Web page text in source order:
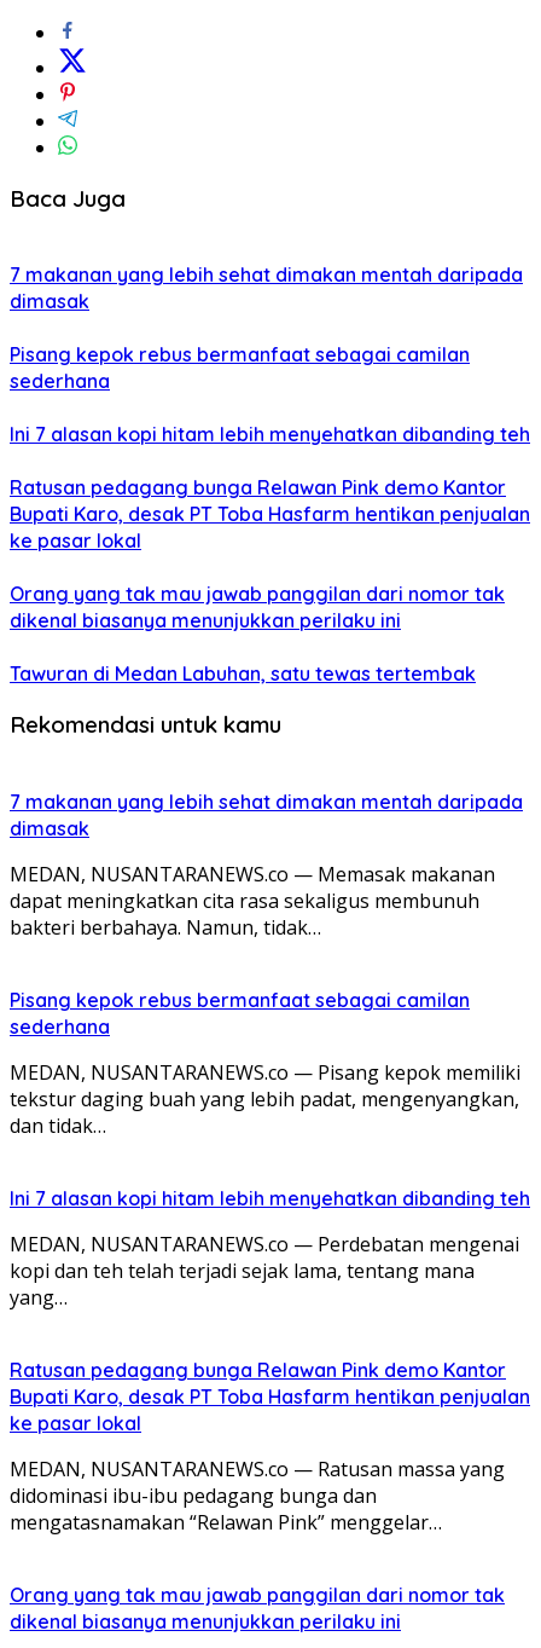
Baca Juga
7 makanan yang lebih sehat dimakan mentah daripada
dimasak
Pisang kepok rebus bermanfaat sebagai camilan
sederhana
Ini 7 alasan kopi hitam lebih menyehatkan dibanding teh
Ratusan pedagang bunga Relawan Pink demo Kantor
Bupati Karo, desak PT Toba Hasfarm hentikan penjualan
ke pasar lokal
Orang yang tak mau jawab panggilan dari nomor tak
dikenal biasanya menunjukkan perilaku ini
Tawuran di Medan Labuhan, satu tewas tertembak
Rekomendasi untuk kamu
7 makanan yang lebih sehat dimakan mentah daripada
dimasak
MEDAN, NUSANTARANEWS.co — Memasak makanan
dapat meningkatkan cita rasa sekaligus membunuh
bakteri berbahaya. Namun, tidak…
Pisang kepok rebus bermanfaat sebagai camilan
sederhana
MEDAN, NUSANTARANEWS.co — Pisang kepok memiliki
tekstur daging buah yang lebih padat, mengenyangkan,
dan tidak…
Ini 7 alasan kopi hitam lebih menyehatkan dibanding teh
MEDAN, NUSANTARANEWS.co — Perdebatan mengenai
kopi dan teh telah terjadi sejak lama, tentang mana
yang…
Ratusan pedagang bunga Relawan Pink demo Kantor
Bupati Karo, desak PT Toba Hasfarm hentikan penjualan
ke pasar lokal
MEDAN, NUSANTARANEWS.co — Ratusan massa yang
didominasi ibu-ibu pedagang bunga dan
mengatasnamakan “Relawan Pink” menggelar…
Orang yang tak mau jawab panggilan dari nomor tak
dikenal biasanya menunjukkan perilaku ini